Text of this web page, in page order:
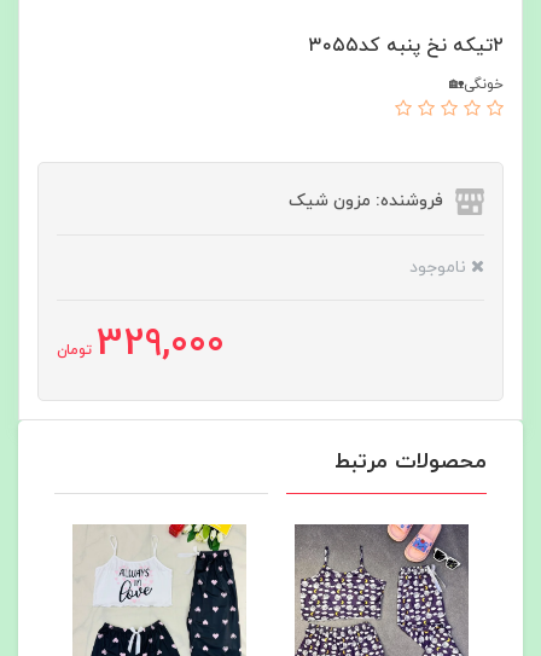
۲تیکه نخ پنبه کد۳۰۵۵
خونگی🏡
فروشنده: مزون شیک
ناموجود
329,000 تومان
محصولات مرتبط